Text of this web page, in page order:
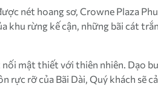
nét hoang sơ, Crowne Plaza
rừng kế cận, những bãi cát
mật thiết với thiên nhiên. Dạo
rỡ của Bãi Dài, Quý khách sẽ